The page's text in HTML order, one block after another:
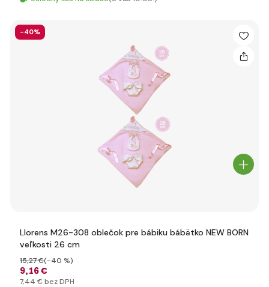
-40%
Llorens M26-308 oblečok pre bábiku bábätko NEW BORN
veľkosti 26 cm
9,16 €
15,27 €(-40 %)
7,44 € bez DPH